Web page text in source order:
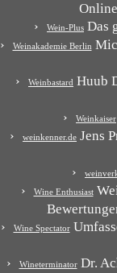
Wein-Plus Das
Weinakademie Berlin
Weinbastard Huub
Weinkaiser
weinkenner.de Jens
Wine Enthusiast
Wine Spectator
WineterminatorDr.